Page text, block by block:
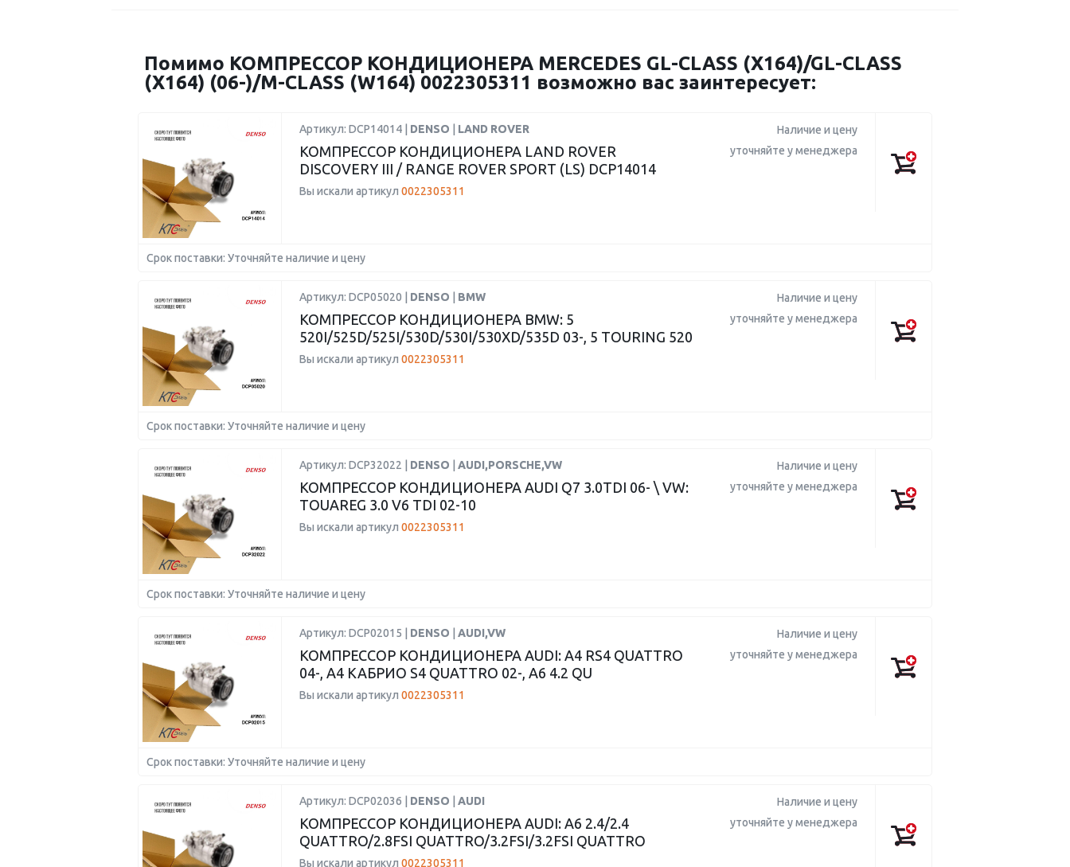
Помимо КОМПРЕССОР КОНДИЦИОНЕРА MERCEDES GL-CLASS (X164)/GL-CLASS
(X164) (06-)/M-CLASS (W164) 0022305311 возможно вас заинтересует:
Артикул: DCP14014 | DENSO LAND ROVER
КОМПРЕССОР КОНДИЦИОНЕРА LAND ROVER
DISCOVERY III / RANGE ROVER SPORT (LS) DCP14014
Вы искали артикул 0022305311
Наличие и цену
уточняйте у менеджера
Срок поставки: Уточняйте наличие и цену
Артикул: DCP05020 | DENSO BMW
КОМПРЕССОР КОНДИЦИОНЕРА BMW: 5
520I/525D/525I/530D/530I/530XD/535D 03-, 5 TOURING 520
Вы искали артикул 0022305311
Наличие и цену
уточняйте у менеджера
Срок поставки: Уточняйте наличие и цену
Артикул: DCP32022 | DENSO AUDI,PORSCHE,VW
КОМПРЕССОР КОНДИЦИОНЕРА AUDI Q7 3.0TDI 06- \ VW:
TOUAREG 3.0 V6 TDI 02-10
Вы искали артикул 0022305311
Наличие и цену
уточняйте у менеджера
Срок поставки: Уточняйте наличие и цену
Артикул: DCP02015 | DENSO AUDI,VW
КОМПРЕССОР КОНДИЦИОНЕРА AUDI: A4 RS4 QUATTRO
04-, A4 КАБРИО S4 QUATTRO 02-, A6 4.2 QU
Вы искали артикул 0022305311
Наличие и цену
уточняйте у менеджера
Срок поставки: Уточняйте наличие и цену
Артикул: DCP02036 | DENSO AUDI
КОМПРЕССОР КОНДИЦИОНЕРА AUDI: A6 2.4/2.4
QUATTRO/2.8FSI QUATTRO/3.2FSI/3.2FSI QUATTRO
Вы искали артикул 0022305311
Наличие и цену
уточняйте у менеджера